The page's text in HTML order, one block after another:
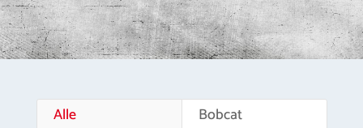
Alle
Bobcat